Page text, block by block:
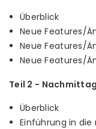
Überblick
Neue Features/
Neue Features/
Neue Features/
Teil 2 -
Überblick
Einführung in die